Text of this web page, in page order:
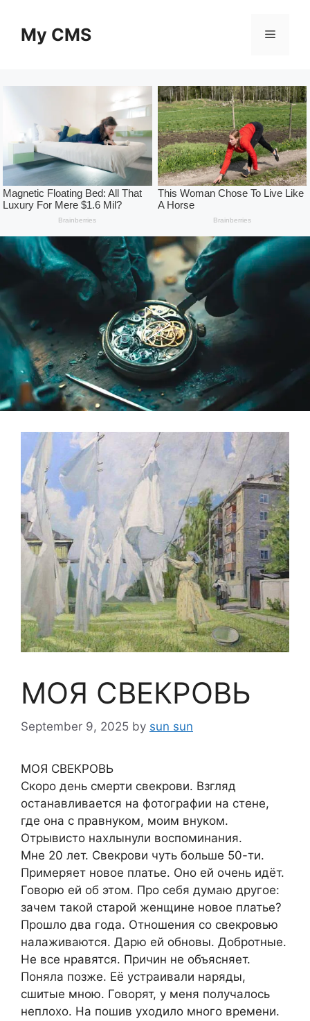
contentMy CMS Menu
МОЯ СВЕКРОВЬ
September 9, 2025 by sun sun
МОЯ СВЕКРОВЬ
Скоро день смерти свекрови. Взгляд
останавливается на фотографии на стене,
где она с правнуком, моим внуком.
Отрывисто нахлынули воспоминания.
Мне 20 лет. Свекрови чуть больше 50-ти.
Примеряет новое платье. Оно ей очень идёт.
Говорю ей об этом. Про себя думаю другое:
зачем такой старой женщине новое платье?
Прошло два года. Отношения со свекровью
налаживаются. Дарю ей обновы. Добротные.
Не все нравятся. Причин не объясняет.
Поняла позже. Её устраивали наряды,
сшитые мною. Говорят, у меня получалось
неплохо. На пошив уходило много времени.